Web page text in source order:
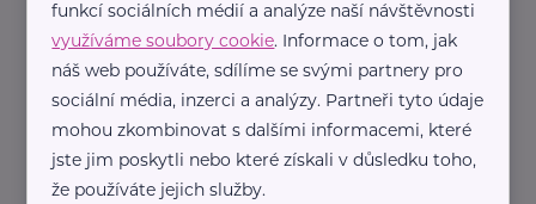
funkcí sociálních médií a analýze naší návštěvnosti
využíváme soubory cookie. Informace o tom, jak
náš web používáte, sdílíme se svými partnery pro
sociální média, inzerci a analýzy. Partneři tyto údaje
mohou zkombinovat s dalšími informacemi, které
jste jim poskytli nebo které získali v důsledku toho,
že používáte jejich služby.